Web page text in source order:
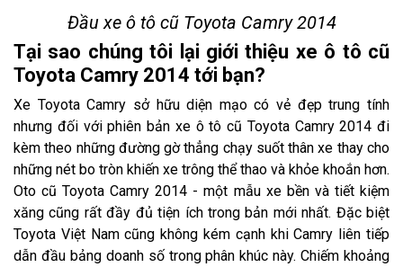
Đầu xe ô tô cũ Toyota Camry 2014
Tại sao chúng tôi lại giới thiệu xe ô tô cũ
Toyota Camry 2014 tới bạn?
Xe Toyota Camry sở hữu diện mạo có vẻ đẹp trung tính
nhưng đối với phiên bản xe ô tô cũ Toyota Camry 2014 đi
kèm theo những đường gờ thẳng chạy suốt thân xe thay cho
những nét bo tròn khiến xe trông thể thao và khỏe khoắn hơn.
Oto cũ Toyota Camry 2014 - một mẫu xe bền và tiết kiệm
xăng cũng rất đầy đủ tiện ích trong bản mới nhất. Đặc biệt
Toyota Việt Nam cũng không kém cạnh khi Camry liên tiếp
dẫn đầu bảng doanh số trong phân khúc này. Chiếm khoảng